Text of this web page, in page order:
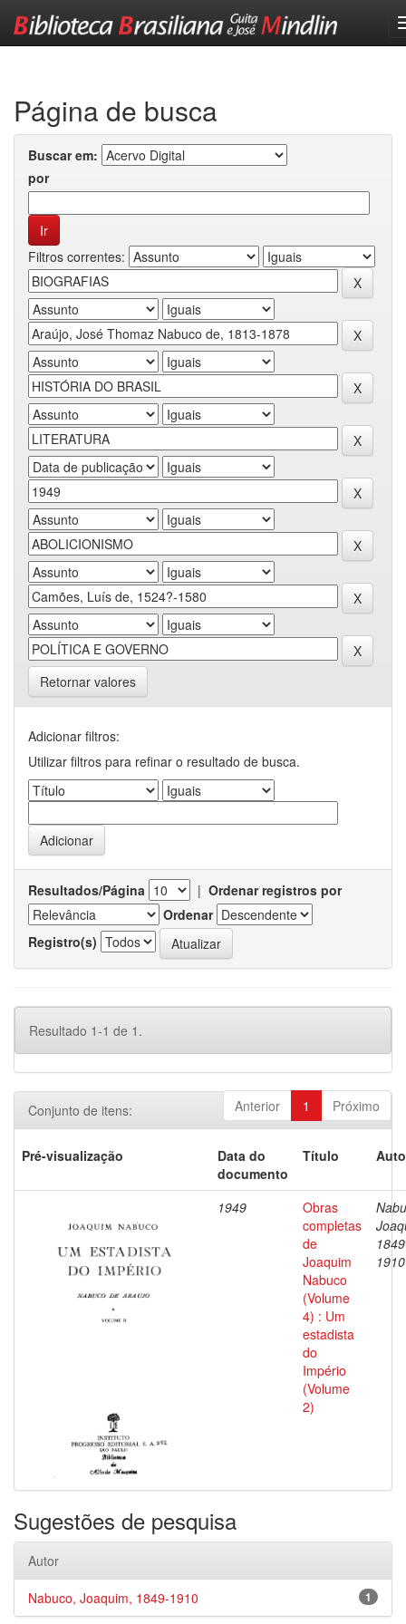
Página de busca
Buscar em:
por
Filtros correntes:
Retornar valores
Adicionar filtros:
Utilizar filtros para refinar o resultado de busca.
Resultados/Página | Ordenar registros por
Ordenar
Registro(s)
Resultado 1-1 de 1.
Anterior 1 Próximo
Conjunto de itens:
Pré-visualização
Data do
documento
Título
1949
Obras
completas
de
Joaquim
Nabuco
(Volume
4) : Um
estadista
do
Império
(Volume
2)
1910
Sugestões de pesquisa
Autor
1
Nabuco, Joaquim, 1849-1910